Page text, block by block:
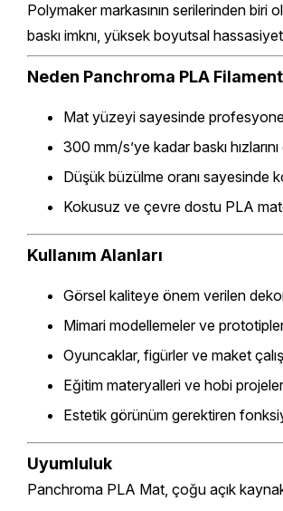
Polymaker markasının serilerinden
baskı imknı, yüksek boyutsal
Neden Panchroma PLA
Mat yüzeyi sayesinde
300 mm/s’ye kadar baskı
Düşük büzülme oranı sayesinde
Kokusuz ve çevre dostu PLA
Kullanım Alanları
Görsel kaliteye önem verilen
Mimari modellemeler ve
Oyuncaklar, figürler ve maket
Eğitim materyalleri ve hobi
Estetik görünüm gerektiren
Uyumluluk
Panchroma PLA Mat, çoğu açık